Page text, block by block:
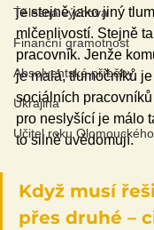
Tělesná výchova
Finanční gramotnost
Absolventské příběhy
Ukrajina
Učitel roku
je stejně jako jiný
mlčenlivostí. Stejně
pracovník. Jenže
je malá, tlumočníků
sociálních
pro neslyšící je málo
to silně uvědomují.
Když musí
přes druhé –